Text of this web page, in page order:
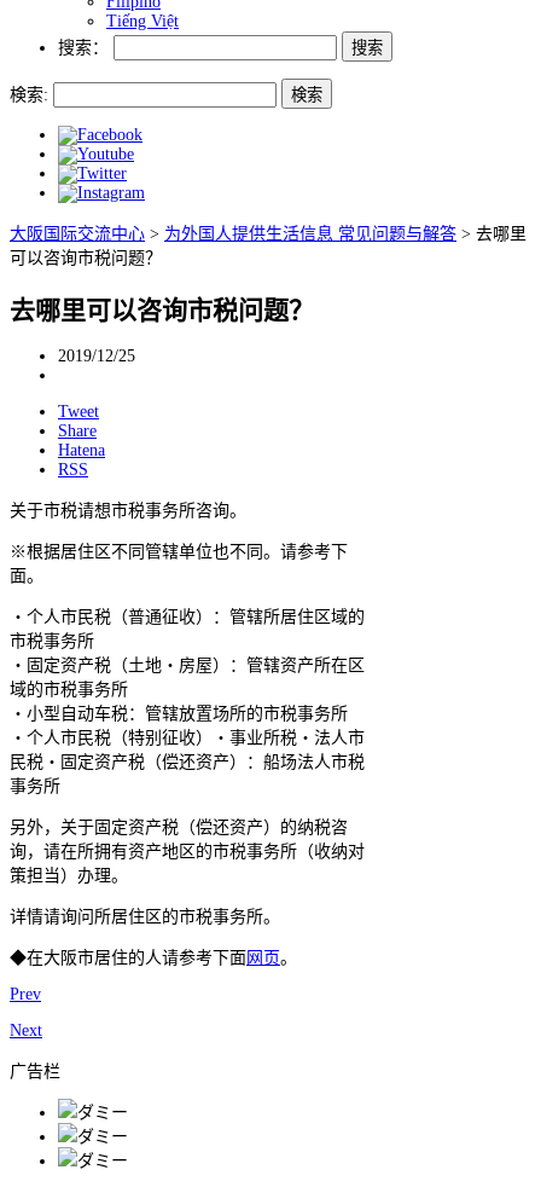
Tiếng Việt
搜索：
検索:
大阪国际交流中心 > 为外国人提供生活信息 常见问题与解答 > 去哪里
可以咨询市税问题？
去哪里可以咨询市税问题？
2019/12/25
Tweet
Share
Hatena
RSS
关于市税请想市税事务所咨询。
※根据居住区不同管辖单位也不同。请参考下
面。
・个人市民税（普通征收）：管辖所居住区域的
市税事务所
・固定资产税（土地・房屋）：管辖资产所在区
域的市税事务所
・小型自动车税：管辖放置场所的市税事务所
・个人市民税（特别征收）・事业所税・法人市
民税・固定资产税（偿还资产）：船场法人市税
事务所
另外，关于固定资产税（偿还资产）的纳税咨
询，请在所拥有资产地区的市税事务所（收纳对
策担当）办理。
详情请询问所居住区的市税事务所。
◆在大阪市居住的人请参考下面 网页。
Prev
Next
广告栏